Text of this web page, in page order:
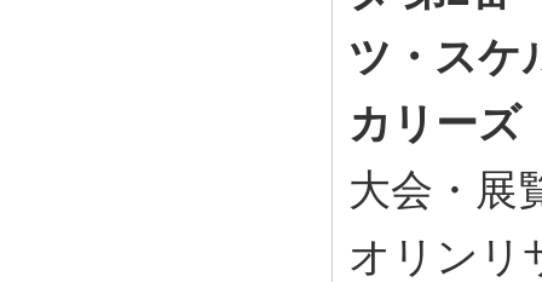
ツ・スケ
カリー
大会・展
オリンリ